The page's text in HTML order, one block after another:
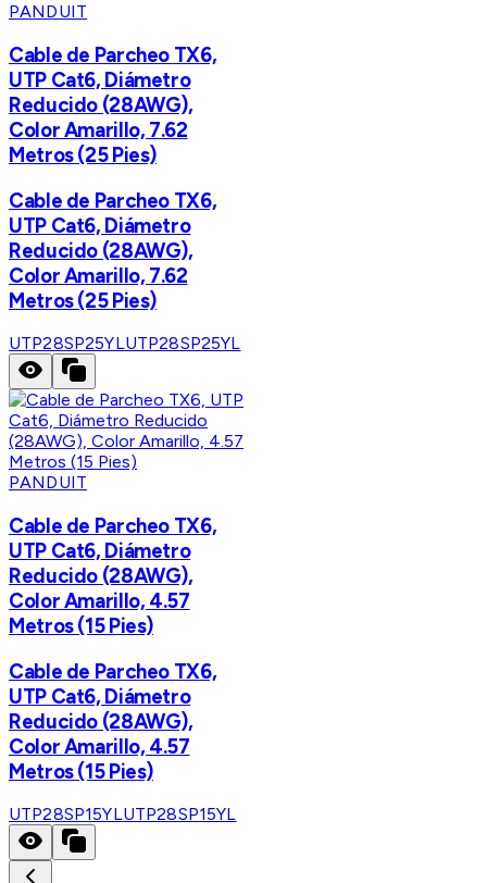
PANDUIT
Cable de Parcheo TX6,
UTP Cat6, Diámetro
Reducido (28AWG),
Color Amarillo, 7.62
Metros (25 Pies)
Cable de Parcheo TX6,
UTP Cat6, Diámetro
Reducido (28AWG),
Color Amarillo, 7.62
Metros (25 Pies)
UTP28SP25YLUTP28SP25YL
PANDUIT
Cable de Parcheo TX6,
UTP Cat6, Diámetro
Reducido (28AWG),
Color Amarillo, 4.57
Metros (15 Pies)
Cable de Parcheo TX6,
UTP Cat6, Diámetro
Reducido (28AWG),
Color Amarillo, 4.57
Metros (15 Pies)
UTP28SP15YLUTP28SP15YL